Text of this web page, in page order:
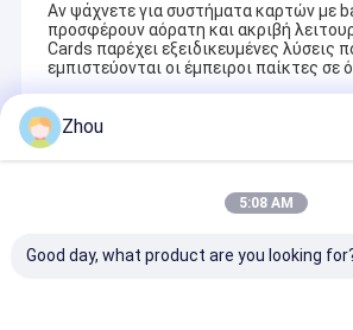
Αν ψάχνετε για συστήματα καρτών με
προσφέρουν αόρατη και ακριβή
Cards παρέχει εξειδικευμένες λύσεις
εμπιστεύονται οι έμπειροι παίκτες σε
Recommended Products
Zhou
5:08 AM
Good day, what product are you looking